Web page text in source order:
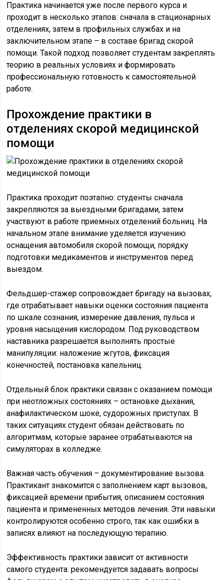
Практика начинается уже после первого курса и
проходит в несколько этапов: сначала в стационарных
отделениях, затем в профильных службах и на
заключительном этапе – в составе бригад скорой
помощи. Такой подход позволяет студентам закреплять
теорию в реальных условиях и формировать
профессиональную готовность к самостоятельной
работе.
Прохождение практики в
отделениях скорой медицинской
помощи
Практика проходит поэтапно: студенты сначала
закрепляются за выездными бригадами, затем
участвуют в работе приемных отделений больниц. На
начальном этапе внимание уделяется изучению
оснащения автомобиля скорой помощи, порядку
подготовки медикаментов и инструментов перед
выездом.
Фельдшер-стажер сопровождает бригаду на вызовах,
где отрабатывает навыки оценки состояния пациента
по шкале сознания, измерение давления, пульса и
уровня насыщения кислородом. Под руководством
наставника разрешается выполнять простые
манипуляции: наложение жгутов, фиксация
конечностей, постановка капельниц.
Отдельный блок практики связан с оказанием помощи
при неотложных состояниях – остановке дыхания,
анафилактическом шоке, судорожных приступах. В
таких ситуациях студент обязан действовать по
алгоритмам, которые заранее отрабатываются на
симуляторах в колледже.
Важная часть обучения – документирование вызова.
Практикант знакомится с заполнением карт вызовов,
фиксацией времени прибытия, описанием состояния
пациента и примененных методов лечения. Эти навыки
контролируются особенно строго, так как ошибки в
записях влияют на последующую терапию.
Эффективность практики зависит от активности
самого студента: рекомендуется задавать вопросы